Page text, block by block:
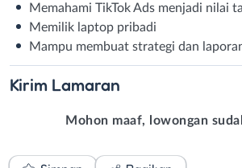
Memahami TikTok Ads menjadi nilai
Memilik laptop pribadi
Mampu membuat strategi dan
Kirim Lamaran
Mohon maaf, lowongan